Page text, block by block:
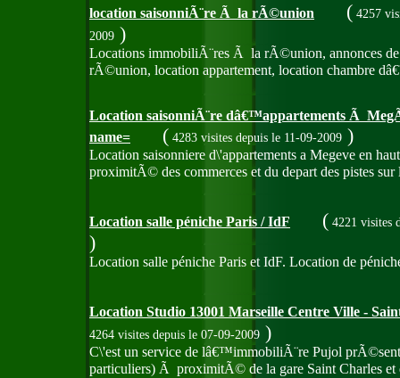
location saisonniÃ¨re Ã la rÃ©union ( 4257
2009 )
Locations immobiliÃ¨res Ã la rÃ©union, annonces
rÃ©union, location appartement, location chambre
Location saisonniÃ¨re dâ€™appartements Ã
name=
( 4283 visites depuis le 11-09-2009 )
Location saisonniere d\'appartements a Megeve en
proximitÃ© des commerces et du depart des pistes
Location salle péniche Paris / IdF ( 4221 visites
)
Location salle péniche Paris et IdF. Location de
Location Studio 13001 Marseille Centre Ville -
4264 visites depuis le 07-09-2009 )
C\'est un service de lâ€™immobiliÃ¨re Pujol
particuliers) Ã proximitÃ© de la gare Saint Charles et